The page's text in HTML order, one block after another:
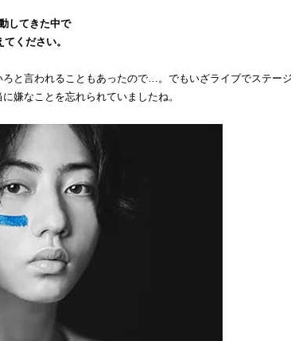
してきた中で
ください。
と言われることもあったので…。でもいざライブでステー
嫌なことを忘れられていましたね。